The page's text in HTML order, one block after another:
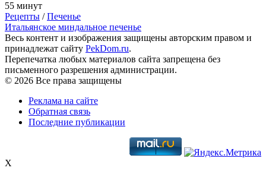
55 минут
Рецепты /Печенье
Итальянское миндальное печенье
Весь контент и изображения защищены авторским правом и
принадлежат сайту PekDom.ru.
Перепечатка любых материалов сайта запрещена без
письменного разрешения администрации.
© 2026 Все права защищены
Реклама на сайте
Обратная связь
Последние публикации
X